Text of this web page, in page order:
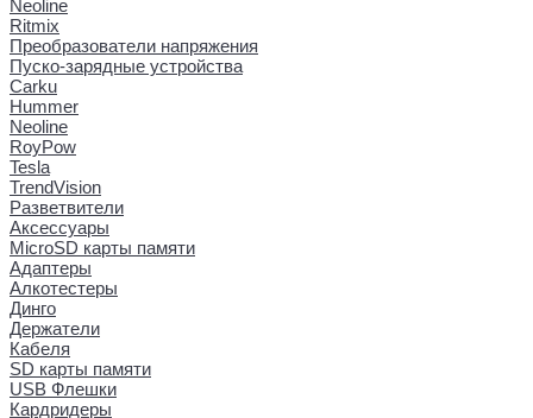
Neoline
Ritmix
Преобразователи напряжения
Пуско-зарядные устройства
Carku
Hummer
Neoline
RoyPow
Tesla
TrendVision
Разветвители
Аксессуары
MicroSD карты памяти
Адаптеры
Алкотестеры
Динго
Держатели
Кабеля
SD карты памяти
USB Флешки
Кардридеры